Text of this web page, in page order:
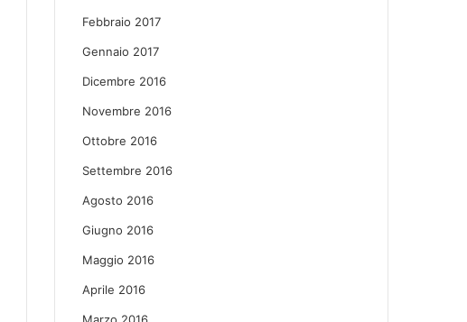
Febbraio 2017
Gennaio 2017
Dicembre 2016
Novembre 2016
Ottobre 2016
Settembre 2016
Agosto 2016
Giugno 2016
Maggio 2016
Aprile 2016